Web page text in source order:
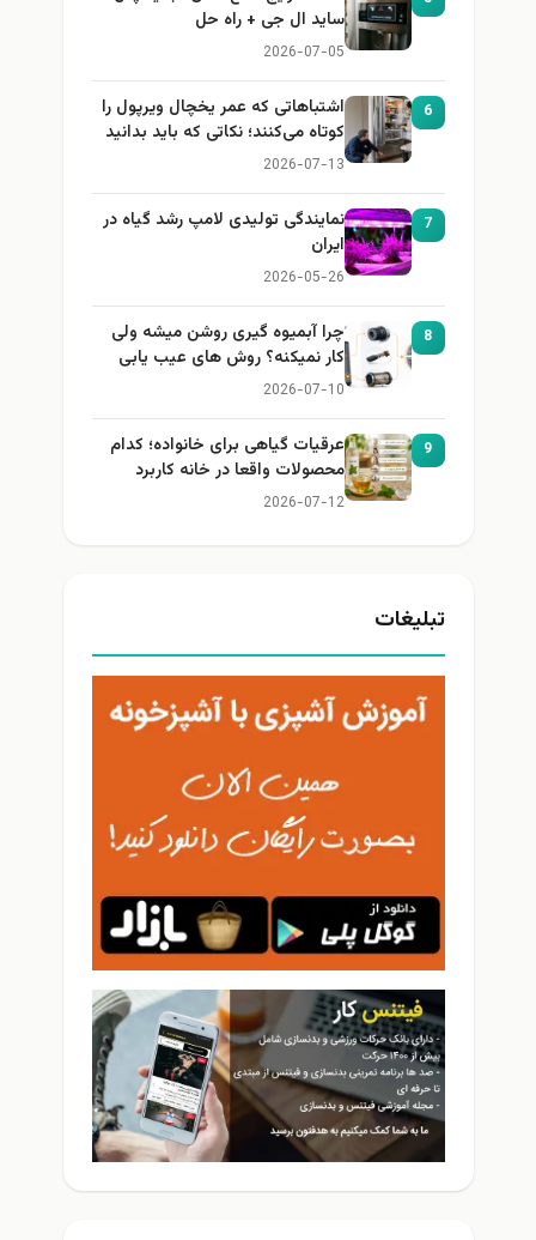
ساید ال جی + راه حل
2026-07-05
6
اشتباهاتی که عمر یخچال ویرپول را
کوتاه می‌کنند؛ نکاتی که باید بدانید
2026-07-13
7
نمایندگی تولیدی لامپ رشد گیاه در
ایران
2026-05-26
8
چرا آبمیوه گیری روشن میشه ولی
کار نمیکنه؟ روش های عیب یابی
2026-07-10
9
عرقیات گیاهی برای خانواده؛ کدام
محصولات واقعا در خانه کاربرد
دارند؟
2026-07-12
تبلیغات